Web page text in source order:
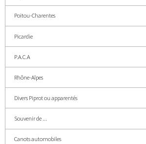
Poitou-Charentes
Picardie
P.A.C.A
Rhône-Alpes
Divers Piprot ou apparentés
Souvenir de ...
Canots automobiles